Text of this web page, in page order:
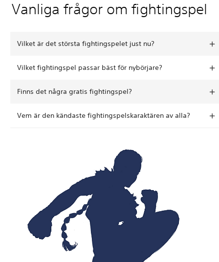
Vanliga frågor om fightingspel
Vilket är det största fightingspelet just nu?
Vilket fightingspel passar bäst för nybörjare?
Finns det några gratis fightingspel?
Vem är den kändaste fightingspelskaraktären av alla?